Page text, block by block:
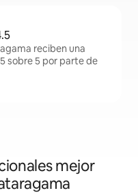
reciben una
sobre 5 por parte de
mejor